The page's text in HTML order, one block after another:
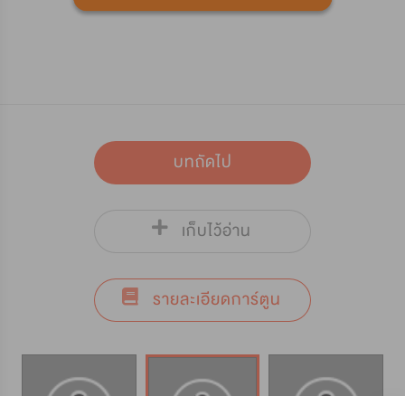
บทถัดไป
เก็บไว้อ่าน
รายละเอียดการ์ตูน